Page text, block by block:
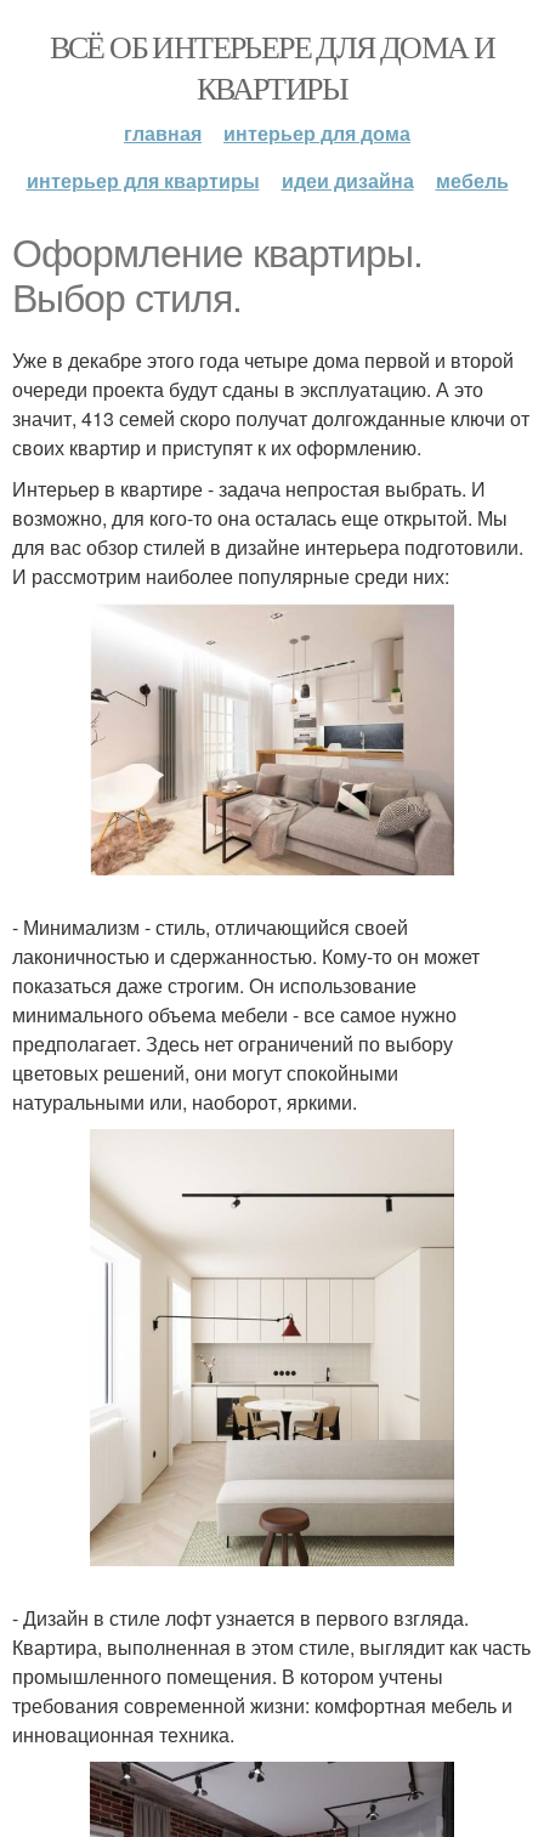
ВСЁ ОБ ИНТЕРЬЕРЕ ДЛЯ ДОМА И
КВАРТИРЫ
главная
интерьер для дома
интерьер для квартиры
идеи дизайна мебель
Оформление квартиры.
Выбор стиля.
Уже в декабре этого года четыре дома первой и второй
очереди проекта будут сданы в эксплуатацию. А это
значит, 413 семей скоро получат долгожданные ключи от
своих квартир и приступят к их оформлению.
Интерьер в квартире - задача непростая выбрать. И
возможно, для кого-то она осталась еще открытой. Мы
для вас обзор стилей в дизайне интерьера подготовили.
И рассмотрим наиболее популярные среди них:
- Минимализм - стиль, отличающийся своей
лаконичностью и сдержанностью. Кому-то он может
показаться даже строгим. Он использование
минимального объема мебели - все самое нужно
предполагает. Здесь нет ограничений по выбору
цветовых решений, они могут спокойными
натуральными или, наоборот, яркими.
- Дизайн в стиле лофт узнается в первого взгляда.
Квартира, выполненная в этом стиле, выглядит как часть
промышленного помещения. В котором учтены
требования современной жизни: комфортная мебель и
инновационная техника.